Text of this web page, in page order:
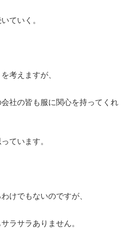
ていく。
考えますが、
社の皆も服に関心を持ってくれ
ています。
けでもないのですが、
ラサラありません。